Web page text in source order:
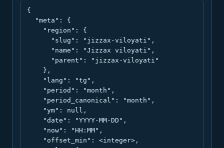
{
  "meta": {
    "region": {
      "slug": "jizzax-viloyati",
      "name": "Jizzax viloyati",
      "parent": "jizzax-viloyati"
    },
    "lang": "tg",
    "period": "month",
    "period_canonical": "month",
    "ym": null,
    "date": "YYYY-MM-DD",
    "now": "HH:MM",
    "offset_min": <integer>,